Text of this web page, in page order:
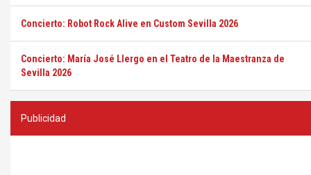
Concierto: Robot Rock Alive en Custom Sevilla 2026
Concierto: María José Llergo en el Teatro de la Maestranza de
Sevilla 2026
Publicidad